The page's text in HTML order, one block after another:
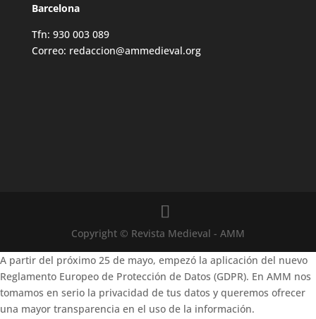
Barcelona
Tfn: 930 003 089
Correo: redaccion@ammedieval.org
Copyright © Revista Medieval - AMM
A partir del próximo 25 de mayo, empezó la aplicación del nuevo
Reglamento Europeo de Protección de Datos (GDPR). En AMM nos
tomamos en serio la privacidad de tus datos y queremos ofrecer
una mayor transparencia en el uso de la información.